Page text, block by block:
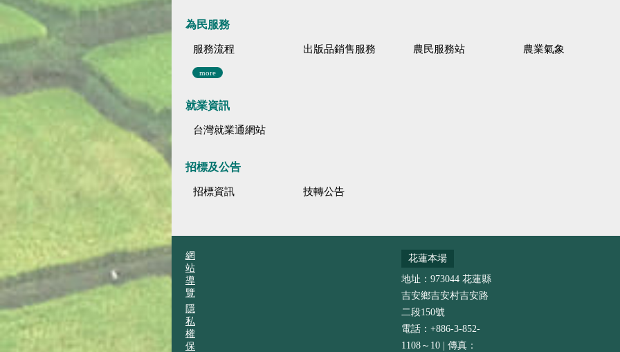
為民服務
服務流程 出版品銷售服務 農民服務站 農業氣象
more
就業資訊
台灣就業通網站
招標及公告
招標資訊 技轉公告
網
站
導
覽
隱
私
權
保
花蓮本場
地址：973044 花蓮縣
吉安鄉吉安村吉安路
二段150號
電話：+886-3-852-
1108～10 | 傳真：